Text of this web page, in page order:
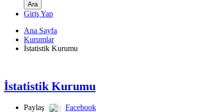
Giriş Yap
Ana Sayfa
Kurumlar
İstatistik Kurumu
İstatistik Kurumu
Paylaş
Facebook